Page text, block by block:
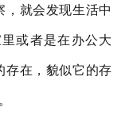
业标准
联系我们
，就会发现生活中
或者是在办公大
存在，貌似它的存